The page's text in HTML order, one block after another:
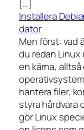
[…]
Installera
dator
Men först: vad
du redan Linux
en kärna,
hantera filer,
styra hårdvara
gör Linux